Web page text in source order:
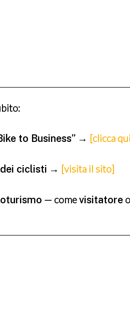
to Business” → [clicca
ciclisti → [visita il sito]
— comevisitatore o